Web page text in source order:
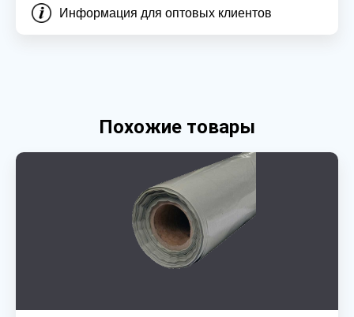
Информация для оптовых клиентов
Похожие товары